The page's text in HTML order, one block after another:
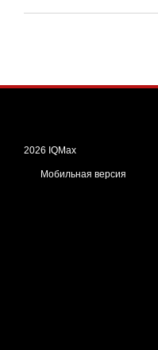
2026 IQMax
Мобильная версия